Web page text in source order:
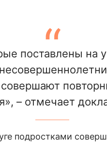
поставлены на
совершают
– отмечает
подростками